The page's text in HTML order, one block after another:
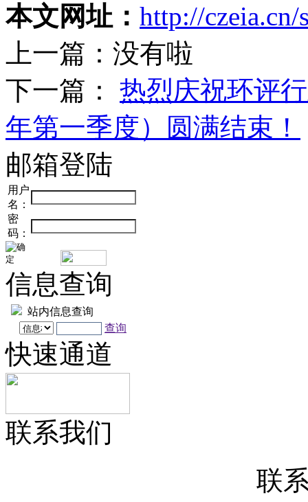
本文网址： http://czeia.cn/
上一篇：没有啦
下一篇： 热烈庆祝环评
年第一季度）圆满结束！
邮箱登陆
用户
名：
密
码：
信息查询
站内信息查询
查询
快速通道
联系我们
联